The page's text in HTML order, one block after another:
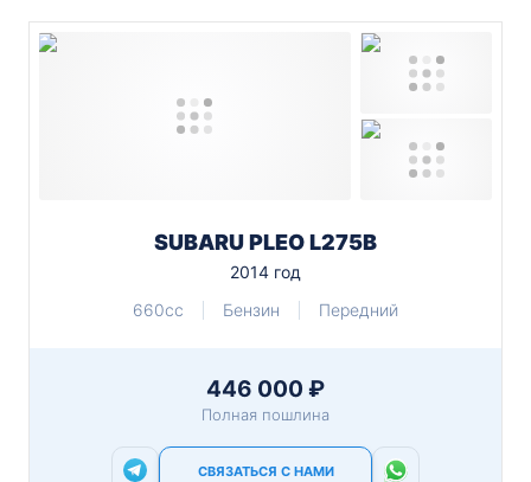
SUBARU PLEO L275B
2014 год
660cc
Бензин Передний
446 000 ₽
Полная пошлина
СВЯЗАТЬСЯ С НАМИ